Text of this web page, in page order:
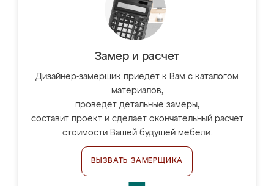
Замер и расчет
Дизайнер-замерщик приедет к Вам с каталогом
материалов,
проведёт детальные замеры,
составит проект и сделает окончательный расчёт
стоимости Вашей будущей мебели.
ВЫЗВАТЬ ЗАМЕРЩИКА